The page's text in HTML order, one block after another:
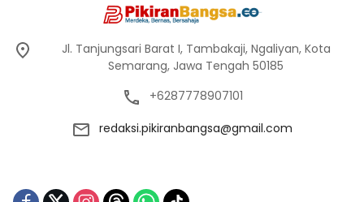
Jl. Tanjungsari Barat I, Tambakaji, Ngaliyan, Kota
Semarang, Jawa Tengah 50185
+6287778907101
redaksi.pikiranbangsa@gmail.com